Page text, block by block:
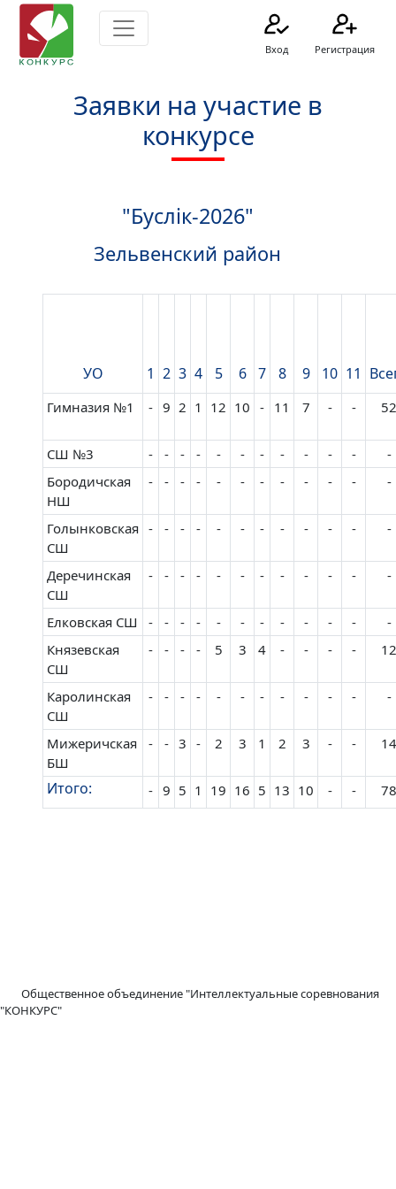
Вход Регистрация
Заявки на участие в
конкурсе
"Буслік-2026"
Зельвенский район
УО 1 2 3 4 5 6 7 8 9 10 11
Гимназия №1 - 9 2 1 12 10 - 11 7 - - 52
СШ №3 - - - - - - - - - - -
-
Бородичская
НШ
- - - - - - - - - - - -
Голынковская
СШ
- - - - - - - - - - - -
Деречинская
СШ
- - - - - - - - - - - -
Елковская СШ - - - - - - - - - - -
-
Князевская
СШ
- - - - 5 3 4 - - - - 12
Каролинская
СШ
- - - - - - - - - - - -
Мижеричская
БШ
- - 3 - 2 3 1 2 3 - - 14
Итого: - 9 5 1 19 16 5 13 10 - - 78
Общественное объединение "Интеллектуальные соревнования
"КОНКУРС"